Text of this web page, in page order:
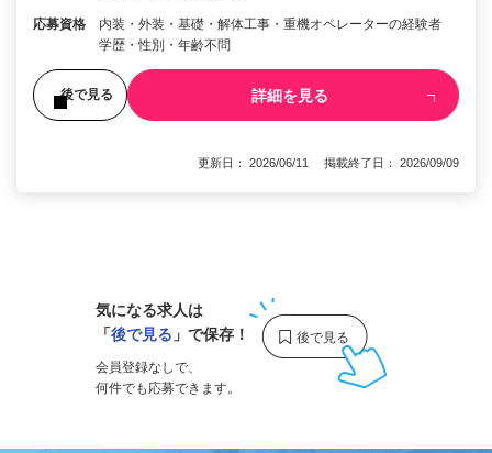
応募資格
内装・外装・基礎・解体工事・重機オペレーターの経験者
学歴・性別・年齢不問
後で見る 詳細を見る
更新日： 2026/06/11 掲載終了日： 2026/09/09
気になる求人は
「後で見る 」で保存！
会員登録なしで、
何件でも応募できます。